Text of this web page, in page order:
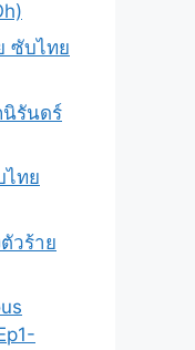
ซับไทย
นิรันดร์
ไทย
วร้าย